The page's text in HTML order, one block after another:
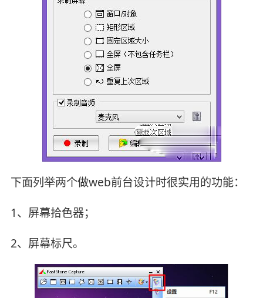
下面列举两个做web前台设计时很实用的功能：
1、屏幕拾色器；
2、屏幕标尺。